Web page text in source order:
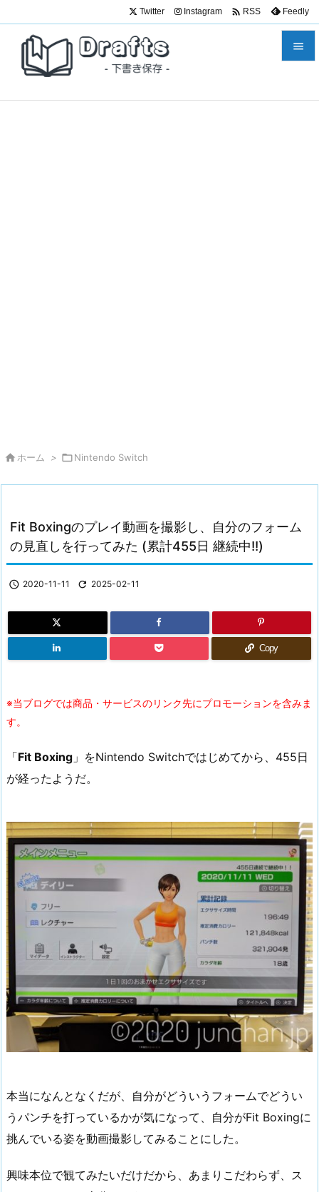

Twitter Instagram  RSS Feedly
 ホーム > Nintendo Switch
Fit Boxingのプレイ動画を撮影し、自分のフォーム
の見直しを行ってみた (累計455日 継続中!!)
 2020-11-11  2025-02-11
Copy
※当ブログでは商品・サービスのリンク先にプロモーションを含みま
す。
「Fit Boxing 」をNintendo Switchではじめてから、455日
が経ったようだ。
本当になんとなくだが、自分がどういうフォームでどうい
うパンチを打っているかが気になって、自分がFit Boxingに
挑んでいる姿を動画撮影してみることにした。
興味本位で観てみたいだけだから、あまりこだわらず、ス